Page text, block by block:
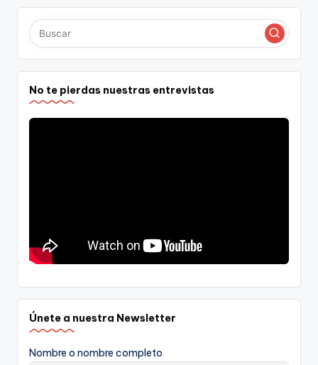
No te pierdas nuestras entrevistas
Únete a nuestra Newsletter
Nombre o nombre completo